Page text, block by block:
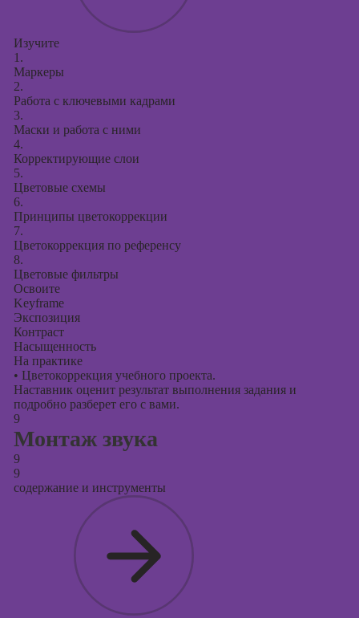
Изучите
1.
Маркеры
2.
Работа с ключевыми кадрами
3.
Маски и работа с ними
4.
Корректирующие слои
5.
Цветовые схемы
6.
Принципы цветокоррекции
7.
Цветокоррекция по референсу
8.
Цветовые фильтры
Освоите
Keyframe
Экспозиция
Контраст
Насыщенность
На практике
• Цветокоррекция учебного проекта.
Наставник оценит результат выполнения задания и
подробно разберет его с вами.
9
Монтаж звука
9
9
содержание и инструменты